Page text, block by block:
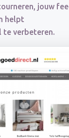
jouw
helpt
te verbeteren.